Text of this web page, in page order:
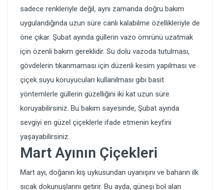
sadece renkleriyle değil, aynı zamanda doğru bakım
uygulandığında uzun süre canlı kalabilme özellikleriyle de
öne çıkar. Şubat ayında güllerin vazo ömrünü uzatmak
için özenli bakım gereklidir. Su dolu vazoda tutulması,
gövdelerin tıkanmaması için düzenli kesim yapılması ve
çiçek suyu koruyucuları kullanılması gibi basit
yöntemlerle güllerin güzelliğini iki kat uzun süre
koruyabilirsiniz. Bu bakım sayesinde, Şubat ayında
sevgiyi en güzel çiçeklerle ifade etmenin keyfini
yaşayabilirsiniz.
Mart Ayının Çiçekleri
Mart ayı, doğanın kış uykusundan uyanışını ve baharın ilk
sıcak dokunuşlarını getirir. Bu ayda, güneşi bol alan